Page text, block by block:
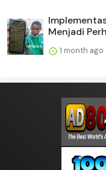
Menjadi
1 month ago